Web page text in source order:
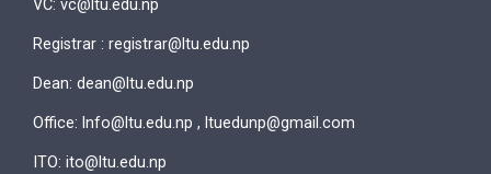
VC: vc@ltu.edu.np
Registrar : registrar@ltu.edu.np
Dean: dean@ltu.edu.np
Office: lnfo@ltu.edu.np , ltuedunp@gmail.com
ITO: ito@ltu.edu.np